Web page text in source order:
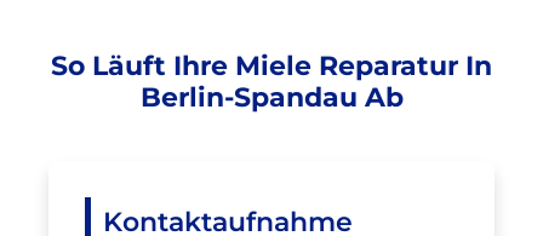
So Läuft Ihre Miele Reparatur In
Berlin-Spandau Ab
Kontaktaufnahme